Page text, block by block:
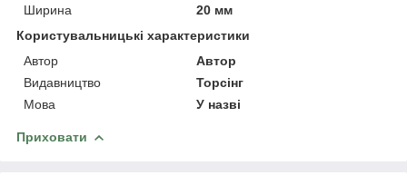
Ширина
20 мм
Користувальницькі характеристики
Автор
Автор
Видавництво
Торсінг
Мова
У назві
Приховати